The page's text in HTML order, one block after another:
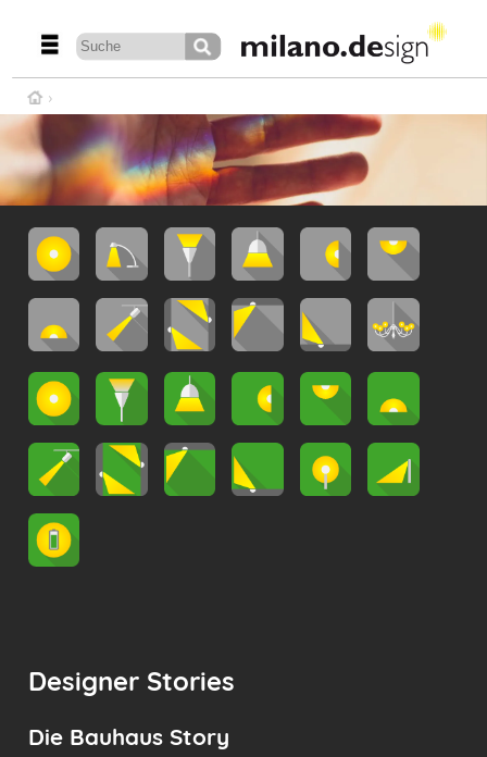
Designer Stories
Die Bauhaus Story